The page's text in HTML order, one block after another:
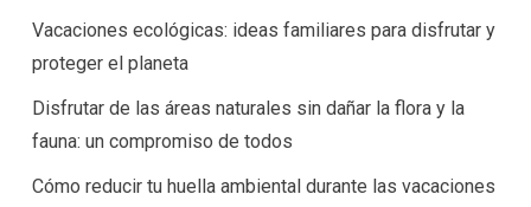
Vacaciones ecológicas: ideas familiares para disfrutar y
proteger el planeta
Disfrutar de las áreas naturales sin dañar la flora y la
fauna: un compromiso de todos
Cómo reducir tu huella ambiental durante las vacaciones